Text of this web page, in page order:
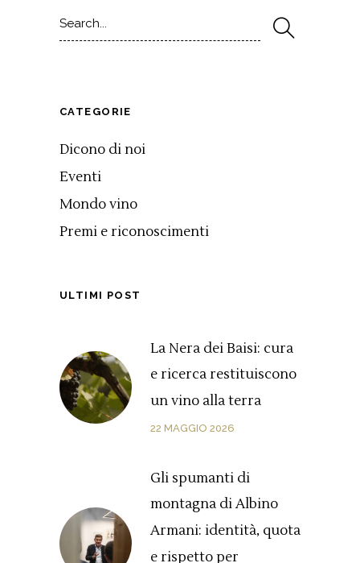
for:
CATEGORIE
Dicono di noi
Eventi
Mondo vino
Premi e riconoscimenti
ULTIMI POST
La Nera dei Baisi: cura
e ricerca restituiscono
un vino alla terra
22 MAGGIO 2026
Gli spumanti di
montagna di Albino
Armani: identità, quota
e rispetto per